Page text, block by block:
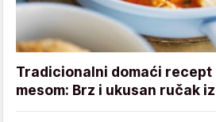
Tradicionalni domaći recept
mesom: Brz i ukusan ručak